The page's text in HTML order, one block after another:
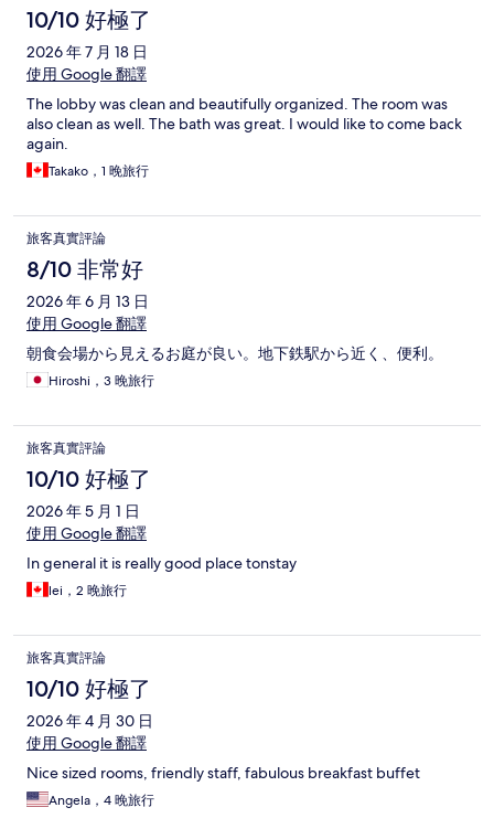
10/10 好極了
2026 年 7 月 18 日
使用 Google 翻譯
The lobby was clean and beautifully organized. The room was
also clean as well. The bath was great. I would like to come back
again.
Takako，1 晚旅行
旅客真實評論
8/10 非常好
2026 年 6 月 13 日
使用 Google 翻譯
朝食会場から見えるお庭が良い。地下鉄駅から近く、便利。
Hiroshi，3 晚旅行
旅客真實評論
10/10 好極了
2026 年 5 月 1 日
使用 Google 翻譯
In general it is really good place tonstay
lei，2 晚旅行
旅客真實評論
10/10 好極了
2026 年 4 月 30 日
使用 Google 翻譯
Nice sized rooms, friendly staff, fabulous breakfast buffet
Angela，4 晚旅行